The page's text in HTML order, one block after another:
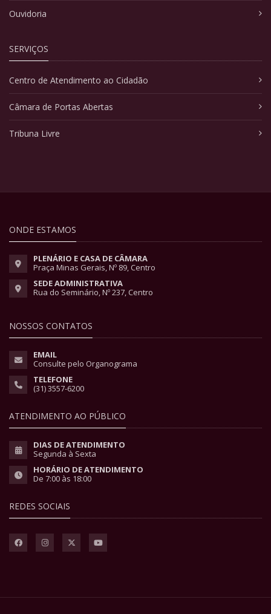
Ouvidoria
SERVIÇOS
Centro de Atendimento ao Cidadão
Câmara de Portas Abertas
Tribuna Livre
ONDE ESTAMOS
PLENÁRIO E CASA DE CÂMARA
Praça Minas Gerais, Nº 89, Centro
SEDE ADMINISTRATIVA
Rua do Seminário, Nº 237, Centro
NOSSOS CONTATOS
EMAIL
Consulte pelo Organograma
TELEFONE
(31) 3557-6200
ATENDIMENTO AO PÚBLICO
DIAS DE ATENDIMENTO
Segunda à Sexta
HORÁRIO DE ATENDIMENTO
De 7:00 às 18:00
REDES SOCIAIS